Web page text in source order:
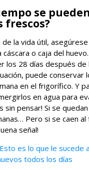
se
frescos?
la vida útil,
o caja del
los 28 días después de
puede conservar
en el frigorífico. Y
en agua para
sin pensar! Si se
Pero si se caen al
señal!
Esto es lo que le sucede
todos los días